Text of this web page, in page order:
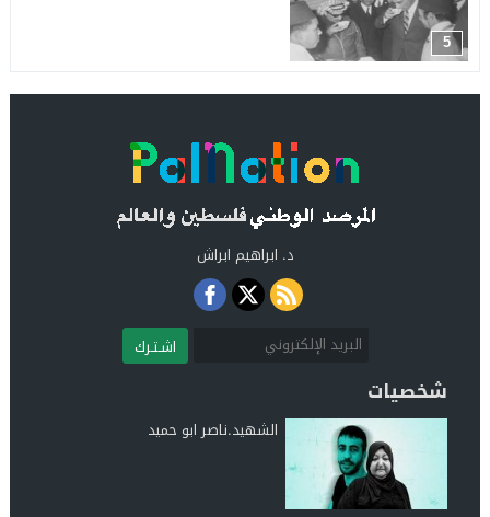
5
د. ابراهيم ابراش
اشـتـرك
شخصيات
الشهيد.ناصر ابو حميد